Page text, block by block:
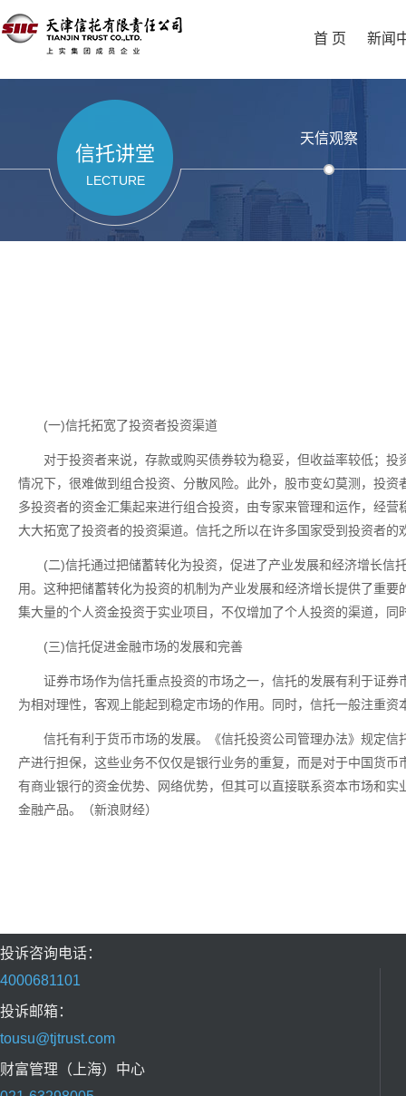
首 页 新闻
信托讲堂
LECTURE
天信观察
(一)信托拓宽了投资者投资渠道
对于投资者来说，存款或购买债券较为稳妥，但收益率较低；
情况下，很难做到组合投资、分散风险。此外，股市变幻莫测，投
多投资者的资金汇集起来进行组合投资，由专家来管理和运作，经
大大拓宽了投资者的投资渠道。信托之所以在许多国家受到投资者
(二)信托通过把储蓄转化为投资，促进了产业发展和经济增长
用。这种把储蓄转化为投资的机制为产业发展和经济增长提供了重
集大量的个人资金投资于实业项目，不仅增加了个人投资的渠道，
(三)信托促进金融市场的发展和完善
证券市场作为信托重点投资的市场之一，信托的发展有利于证
为相对理性，客观上能起到稳定市场的作用。同时，信托一般注重
信托有利于货币市场的发展。《信托投资公司管理办法》规定
产进行担保，这些业务不仅仅是银行业务的重复，而是对于中国货
有商业银行的资金优势、网络优势，但其可以直接联系资本市场和
金融产品。（新浪财经）
投诉咨询电话：
4000681101
投诉邮箱：
tousu@tjtrust.com
财富管理（上海）中心